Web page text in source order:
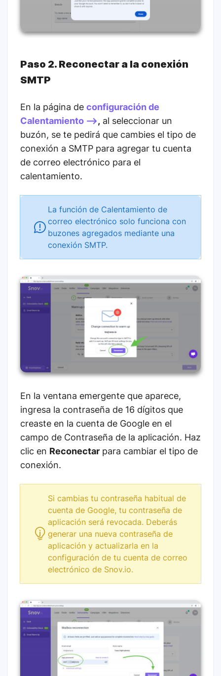
Paso 2. Reconectar a la conexión
SMTP
En la página de configuración de
Calentamiento -->, al seleccionar un
buzón, se te pedirá que cambies el tipo de
conexión a SMTP para agregar tu cuenta
de correo electrónico para el
calentamiento.
La función de Calentamiento de
correo electrónico solo funciona con
buzones agregados mediante una
conexión SMTP.
En la ventana emergente que aparece,
ingresa la contraseña de 16 dígitos que
creaste en la cuenta de Google en el
campo de Contraseña de la aplicación. Haz
clic en Reconectar para cambiar el tipo de
conexión.
Si cambias tu contraseña habitual de
cuenta de Google, tu contraseña de
aplicación será revocada. Deberás
generar una nueva contraseña de
aplicación y actualizarla en la
configuración de tu cuenta de correo
electrónico de Snov.io.